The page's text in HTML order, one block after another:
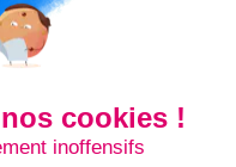
cookies !
inoffensifs